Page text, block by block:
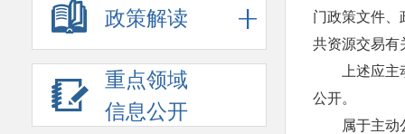
政策解读
重点领域
信息公开
门政策文件、
共资源交易有
上述应
公开。
属于主动